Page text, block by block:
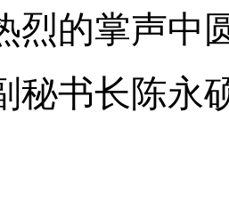
烈的掌声中
秘书长陈永